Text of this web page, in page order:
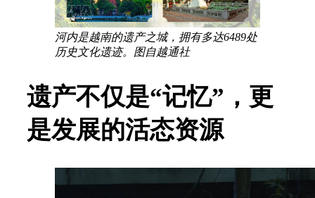
河内是越南的遗产之城，拥有多达6489处
历史文化遗迹。图自越通社
遗产不仅是“记忆”，更
是发展的活态资源